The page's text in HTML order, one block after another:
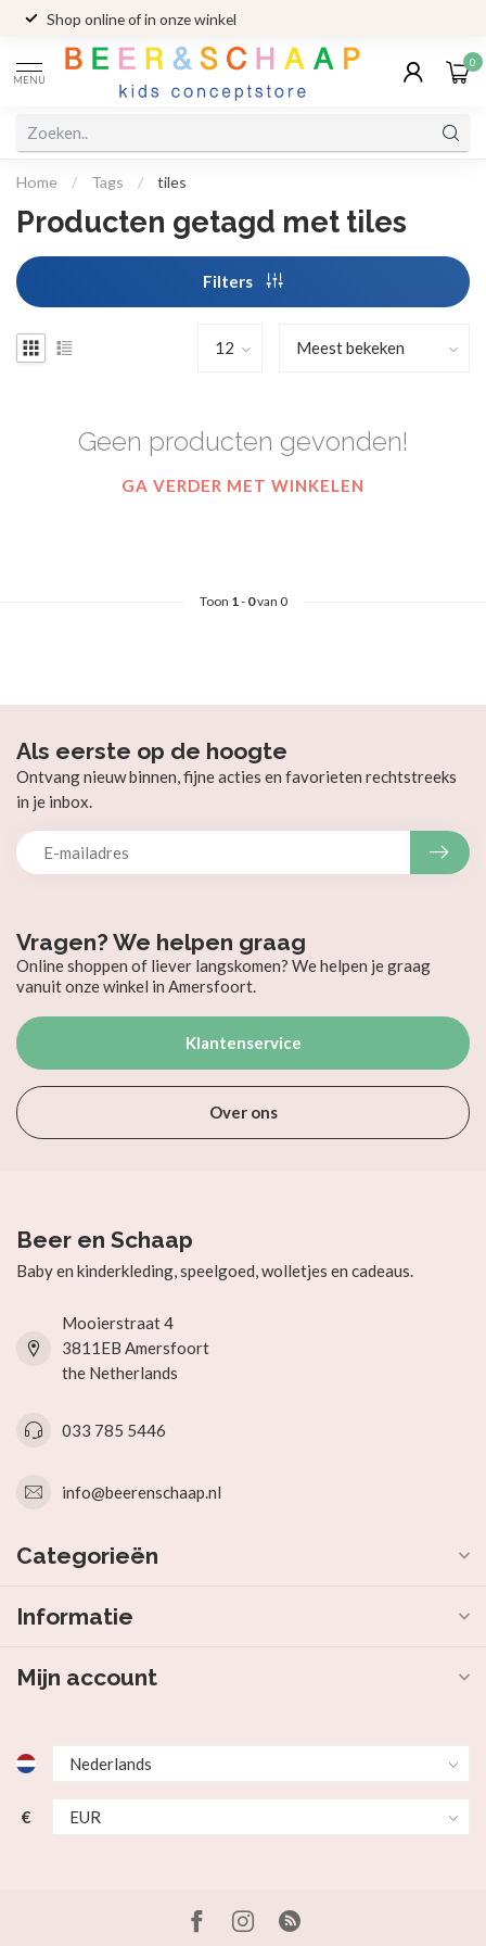
Shop online of in onze winkel
MENU
0
Home / Tags / tiles
Producten getagd met tiles
Filters
Geen producten gevonden!
GA VERDER MET WINKELEN
Toon 1- 0van 0
Vragen? We helpen graag
Online shoppen of liever langskomen? We helpen je graag
vanuit onze winkel in Amersfoort.
Klantenservice
Over ons
Als eerste op de hoogte
Ontvang nieuw binnen, fijne acties en favorieten rechtstreeks
in je inbox.
Beer en Schaap
Baby en kinderkleding, speelgoed, wolletjes en cadeaus.
Mooierstraat 4
3811EB Amersfoort
the Netherlands
033 785 5446
info@beerenschaap.nl
Categorieën
Informatie
Mijn account
€